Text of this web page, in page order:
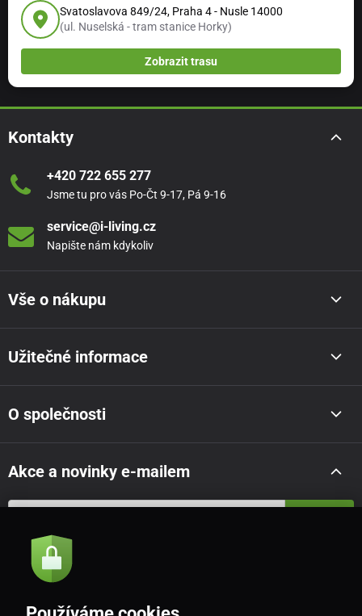
Svatoslavova 849/24, Praha 4 - Nusle 14000
(ul. Nuselská - tram stanice Horky)
Zobrazit trasu
Kontakty
+420 722 655 277
Jsme tu pro vás Po-Čt 9-17, Pá 9-16
service@i-living.cz
Napište nám kdykoliv
Vše o nákupu
Užitečné informace
O společnosti
Akce a novinky e-mailem
Souhlasím se